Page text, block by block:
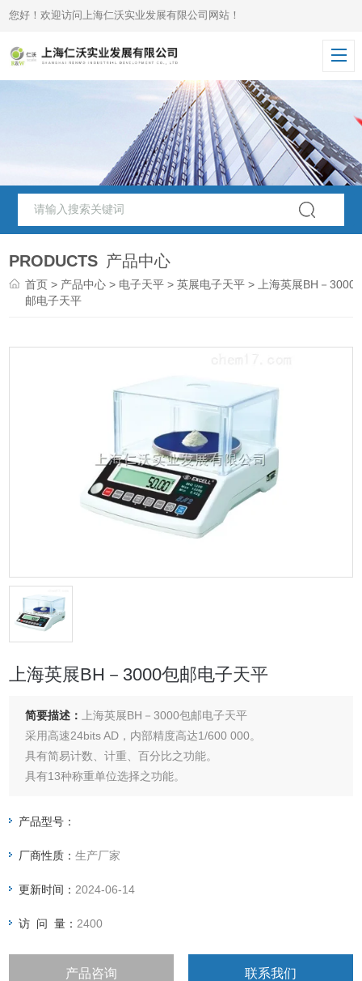
您好！欢迎访问上海仁沃实业发展有限公司网站！
PRODUCTS 产品中心
首页 > 产品中心 > 电子天平 >英展电子天平 > 上海英展BH－3000
邮电子天平
上海英展BH－3000包邮电子天平
简要描述：
上海英展BH－3000包邮电子天平
采用高速24bits AD，内部精度高达1/600 000。
具有简易计数、计重、百分比之功能。
具有13种称重单位选择之功能。
产品型号：
厂商性质：生产厂家
更新时间： 2024-06-14
访 问 量： 2400
产品咨询 联系我们